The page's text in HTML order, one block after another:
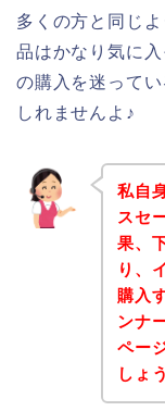
多くの方と同じ
品はかなり気に
の購入を迷って
しれませんよ♪
私自
スセ
果、
り、
購入
ンナ
ペー
しょ